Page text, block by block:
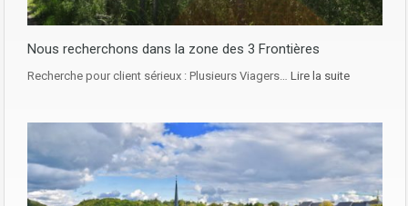
Nous recherchons dans la zone des 3 Frontières
Recherche pour client sérieux : Plusieurs Viagers… Lire la suite